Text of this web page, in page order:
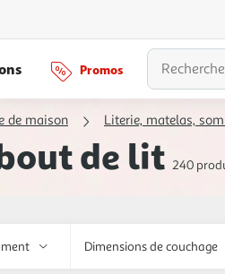
Promos
de maison Literie, matelas,
de lit 240
Dimensions de couchage